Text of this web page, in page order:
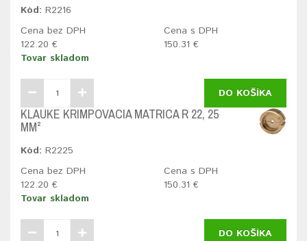
Kód: R2216
Cena bez DPH
122.20 €
Cena s DPH
150.31 €
Tovar skladom
DO KOŠÍKA
KLAUKE KRIMPOVACIA MATRICA R 22, 25
MM²
Kód: R2225
Cena bez DPH
122.20 €
Cena s DPH
150.31 €
Tovar skladom
DO KOŠÍKA